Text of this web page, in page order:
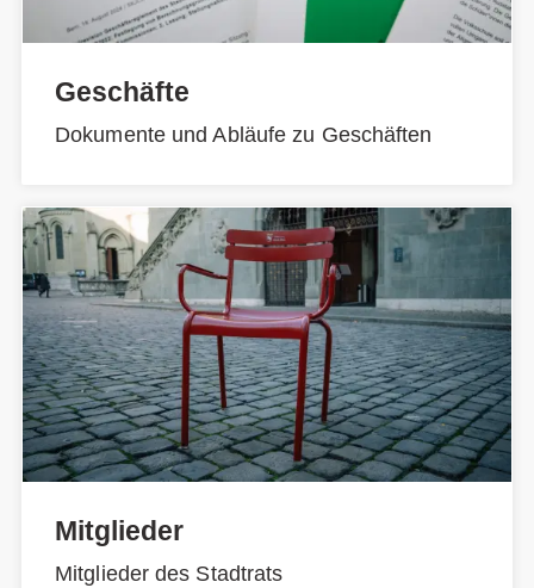
Geschäfte
Dokumente und Abläufe zu Geschäften
Mitglieder
Mitglieder des Stadtrats